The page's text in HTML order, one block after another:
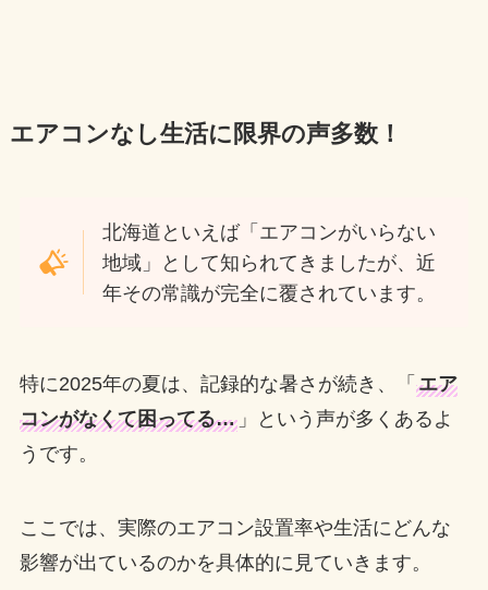
エアコンなし生活に限界の声多数！
北海道といえば「エアコンがいらない
地域」として知られてきましたが、近
年その常識が完全に覆されています。
特に2025年の夏は、記録的な暑さが続き、「 エア
コンがなくて困ってる…」という声が多くあるよ
うです。
ここでは、実際のエアコン設置率や生活にどんな
影響が出ているのかを具体的に見ていきます。